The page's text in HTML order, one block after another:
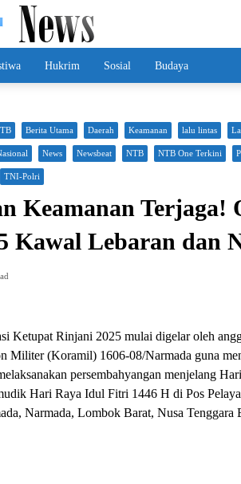
Hukrim Sosial Budaya
Berita Utama Daerah Keamanan lalu lintas
News Newsbeat NTB NTB One Terkini
TNI-Polri
Keamanan Terjaga!
Kawal Lebaran dan
Ketupat Rinjani 2025 mulai digelar oleh
Militer (Koramil) 1606-08/Narmada guna
persembahyangan menjelang
Hari Raya Idul Fitri 1446 H di Pos
Narmada, Lombok Barat, Nusa